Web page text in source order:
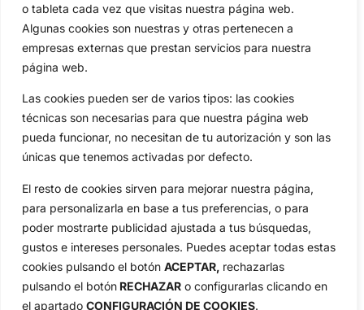
o tableta cada vez que visitas nuestra página web.
Algunas cookies son nuestras y otras pertenecen a
empresas externas que prestan servicios para nuestra
página web.
Las cookies pueden ser de varios tipos: las cookies
técnicas son necesarias para que nuestra página web
pueda funcionar, no necesitan de tu autorización y son las
únicas que tenemos activadas por defecto.
El resto de cookies sirven para mejorar nuestra página,
para personalizarla en base a tus preferencias, o para
poder mostrarte publicidad ajustada a tus búsquedas,
gustos e intereses personales. Puedes aceptar todas estas
cookies pulsando el botón ACEPTAR, rechazarlas
pulsando el botón RECHAZAR o configurarlas clicando en
el apartado CONFIGURACIÓN DE COOKIES.
Actualidad
Amateurs
Circuitos
Ryder Cup
Reglas
Compañía
Aviso Legal
Política de Privacidad
Publicidad
Newsletters
Copyright © 2025 OpenGolf | Diseño por